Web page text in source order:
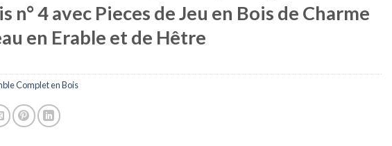
n° 4 avec Pieces de Jeu en Bois de Charme
en Erable et de Hêtre
Complet en Bois